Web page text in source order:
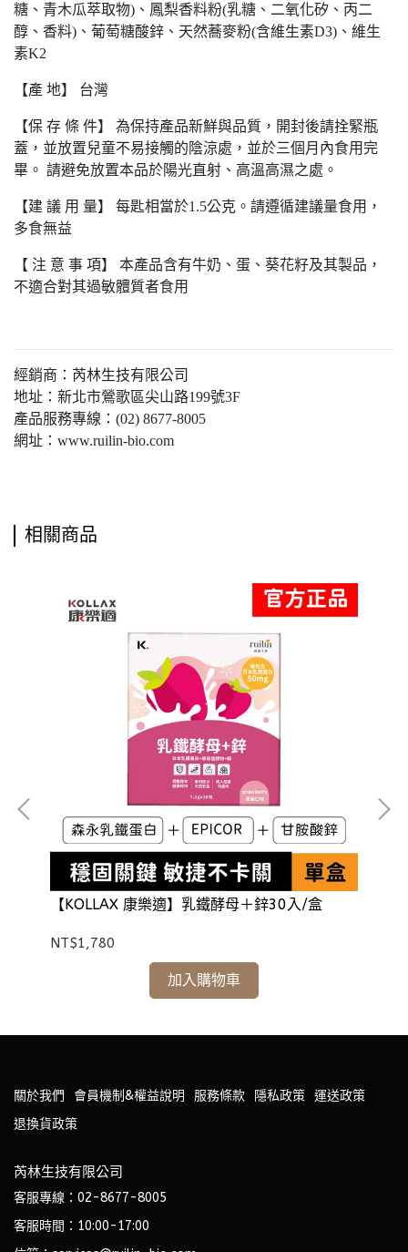
糖、青木瓜萃取物)、鳳梨香料粉(乳糖、二氧化矽、丙二
醇、香料)、葡萄糖酸鋅、天然蕎麥粉(含維生素D3)、維生
素K2
【產 地】 台灣
【保 存 條 件】 為保持產品新鮮與品質，開封後請拴緊瓶
蓋，並放置兒童不易接觸的陰涼處，並於三個月內食用完
畢。 請避免放置本品於陽光直射、高溫高濕之處。
【建 議 用 量】 每匙相當於1.5公克。請遵循建議量食用，
多食無益
【 注 意 事 項】 本產品含有牛奶、蛋、葵花籽及其製品，
不適合對其過敏體質者食用
經銷商：芮林生技有限公司
地址：新北市鶯歌區尖山路199號3F
產品服務專線：(02) 8677-8005
網址：www.ruilin-bio.com
相關商品
【KOLLAX 康樂適】乳鐵酵母＋鋅30入/盒
NT$1,780
加入購物車
關於我們 會員機制&權益說明 服務條款 隱私政策 運送政策
退換貨政策
芮林生技有限公司
客服專線：02-8677-8005
客服時間：10:00-17:00